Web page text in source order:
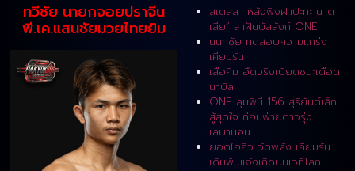
ทวีชัย นายกจอยปราจีน
พี.เค.แสนชัยมวยไทยยิม
สเตลลา หลังพิงฝาปะทะ นาตา
เลีย” ล่าฝันบัลลังก์ ONE
นนทชัย ทดสอบความแกร่ง
เคียมรัน
เสือคิม อึดจริงเบียดชนะเดือด
นาบิล
ONE ลุมพินี 156 สุริยันต์เล็ก
สู้สุดใจ ก่อนพ่ายดาวรุ่ง
เลบานอน
ยอดไอคิว วัดพลัง เคียมรัน
เดิมพันแจ้งเกิดบนเวทีโลก